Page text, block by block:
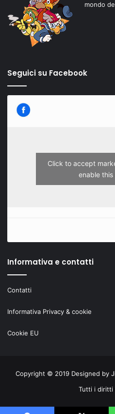
mondo
Seguici su Facebook
Click to accept
enable
Informativa e contatti
Contatti
Informativa Privacy & cookie
Cookie EU
Copyright © 2019 Designed by
Tutti i diritti